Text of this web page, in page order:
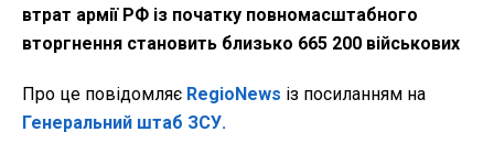
втрат армії РФ із початку повномасштабного
вторгнення становить близько 665 200 військових
Про це повідомляє RegioNews із посиланням на
Генеральний штаб ЗСУ.